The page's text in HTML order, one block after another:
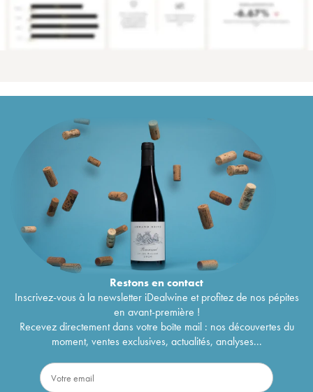
Restons encontact
Inscrivez-vous à la newsletter iDealwine et profitez de nos pépites
en avant-première !
Recevez directement dans votre boîte mail : nos découvertes du
moment, ventes exclusives, actualités, analyses...